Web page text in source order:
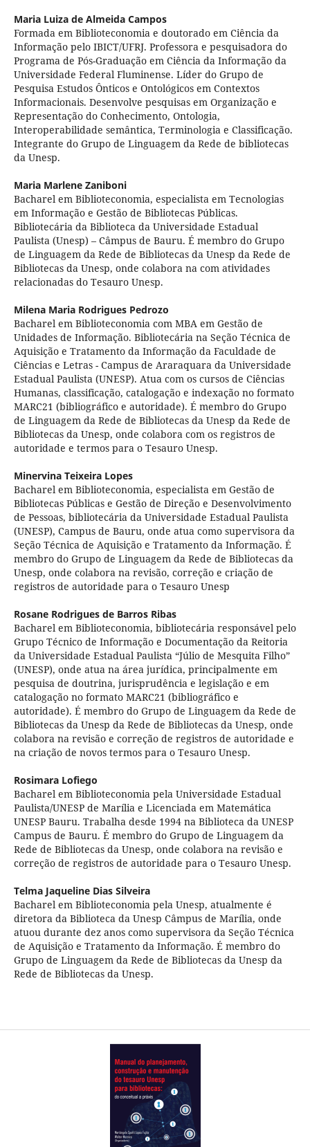
Maria Luiza de Almeida Campos
Formada em Biblioteconomia e doutorado em Ciência da
Informação pelo IBICT/UFRJ. Professora e pesquisadora do
Programa de Pós-Graduação em Ciência da Informação da
Universidade Federal Fluminense. Líder do Grupo de
Pesquisa Estudos Ônticos e Ontológicos em Contextos
Informacionais. Desenvolve pesquisas em Organização e
Representação do Conhecimento, Ontologia,
Interoperabilidade semântica, Terminologia e Classificação.
Integrante do Grupo de Linguagem da Rede de bibliotecas
da Unesp.
Maria Marlene Zaniboni
Bacharel em Biblioteconomia, especialista em Tecnologias
em Informação e Gestão de Bibliotecas Públicas.
Bibliotecária da Biblioteca da Universidade Estadual
Paulista (Unesp) – Câmpus de Bauru. É membro do Grupo
de Linguagem da Rede de Bibliotecas da Unesp da Rede de
Bibliotecas da Unesp, onde colabora na com atividades
relacionadas do Tesauro Unesp.
Milena Maria Rodrigues Pedrozo
Bacharel em Biblioteconomia com MBA em Gestão de
Unidades de Informação. Bibliotecária na Seção Técnica de
Aquisição e Tratamento da Informação da Faculdade de
Ciências e Letras - Campus de Araraquara da Universidade
Estadual Paulista (UNESP). Atua com os cursos de Ciências
Humanas, classificação, catalogação e indexação no formato
MARC21 (bibliográfico e autoridade). É membro do Grupo
de Linguagem da Rede de Bibliotecas da Unesp da Rede de
Bibliotecas da Unesp, onde colabora com os registros de
autoridade e termos para o Tesauro Unesp.
Minervina Teixeira Lopes
Bacharel em Biblioteconomia, especialista em Gestão de
Bibliotecas Públicas e Gestão de Direção e Desenvolvimento
de Pessoas, bibliotecária da Universidade Estadual Paulista
(UNESP), Campus de Bauru, onde atua como supervisora da
Seção Técnica de Aquisição e Tratamento da Informação. É
membro do Grupo de Linguagem da Rede de Bibliotecas da
Unesp, onde colabora na revisão, correção e criação de
registros de autoridade para o Tesauro Unesp
Rosane Rodrigues de Barros Ribas
Bacharel em Biblioteconomia, bibliotecária responsável pelo
Grupo Técnico de Informação e Documentação da Reitoria
da Universidade Estadual Paulista “Júlio de Mesquita Filho”
(UNESP), onde atua na área jurídica, principalmente em
pesquisa de doutrina, jurisprudência e legislação e em
catalogação no formato MARC21 (bibliográfico e
autoridade). É membro do Grupo de Linguagem da Rede de
Bibliotecas da Unesp da Rede de Bibliotecas da Unesp, onde
colabora na revisão e correção de registros de autoridade e
na criação de novos termos para o Tesauro Unesp.
Rosimara Lofiego
Bacharel em Biblioteconomia pela Universidade Estadual
Paulista/UNESP de Marília e Licenciada em Matemática
UNESP Bauru. Trabalha desde 1994 na Biblioteca da UNESP
Campus de Bauru. É membro do Grupo de Linguagem da
Rede de Bibliotecas da Unesp, onde colabora na revisão e
correção de registros de autoridade para o Tesauro Unesp.
Telma Jaqueline Dias Silveira
Bacharel em Biblioteconomia pela Unesp, atualmente é
diretora da Biblioteca da Unesp Câmpus de Marília, onde
atuou durante dez anos como supervisora da Seção Técnica
de Aquisição e Tratamento da Informação. É membro do
Grupo de Linguagem da Rede de Bibliotecas da Unesp da
Rede de Bibliotecas da Unesp.